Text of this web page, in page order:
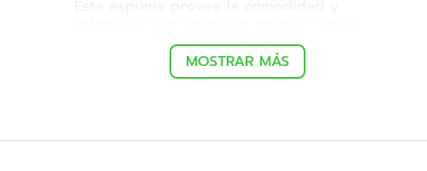
MOSTRAR MÁS